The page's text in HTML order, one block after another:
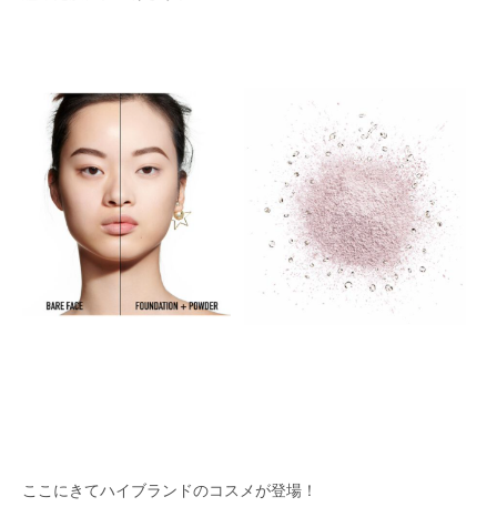
ここにきてハイブランドのコスメが登場！